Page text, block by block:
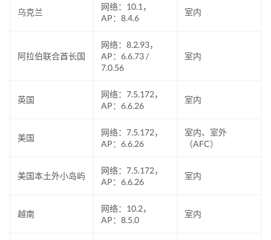
乌克兰
网络：10.1，
AP：8.4.6
室内
阿拉伯联合酋长国
网络：8.2.93，
AP：6.6.73 /
7.0.56
室内
英国
网络：7.5.172，
AP：6.6.26
室内
美国
网络：7.5.172，
AP：6.6.26
室内、室外
（AFC）
美国本土外小岛屿
网络：7.5.172，
AP：6.6.26
室内
越南
网络：10.2，
AP：8.5.0
室内